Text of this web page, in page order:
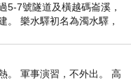
5-7號隧道及橫越碼崙溪，
。 樂水驛初名為濁水驛，
同名，於1953
。 軍事演習，不外出。 高